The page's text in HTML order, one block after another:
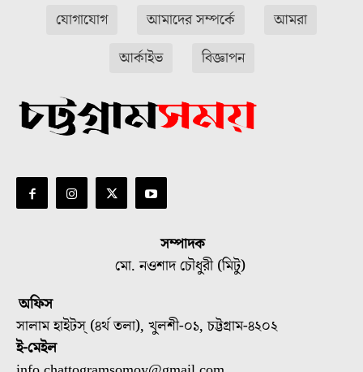
যোগাযোগ
আমাদের সম্পর্কে
আমরা
আর্কাইভ
বিজ্ঞাপন
সম্পাদক
মো. নওশাদ চৌধুরী (মিটু)
অফিস
সালাম হাইটস্ (৪র্থ তলা), খুলশী-০১, চট্টগ্রাম-৪২০২
ই-মেইল